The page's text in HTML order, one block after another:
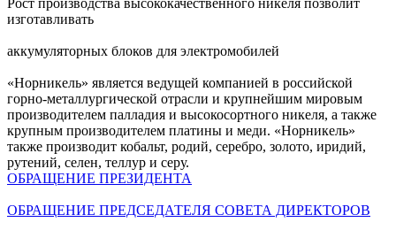
Рост производства высококачественного никеля позволит
изготавливать
аккумуляторных блоков для электромобилей
«Норникель» является ведущей компанией в российской
горно-металлургической отрасли и крупнейшим мировым
производителем палладия и высокосортного никеля, а также
крупным производителем платины и меди. «Норникель»
также производит кобальт, родий, серебро, золото, иридий,
рутений, селен, теллур и серу.
ОБРАЩЕНИЕ ПРЕЗИДЕНТА
ОБРАЩЕНИЕ ПРЕДСЕДАТЕЛЯ СОВЕТА ДИРЕКТОРОВ